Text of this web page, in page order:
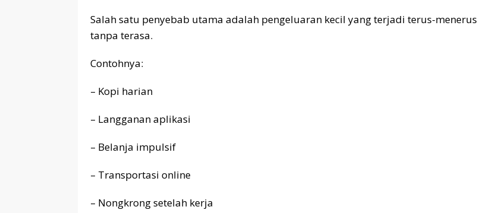
Salah satu penyebab utama adalah pengeluaran kecil yang terjadi terus-menerus
tanpa terasa.
Contohnya:
– Kopi harian
– Langganan aplikasi
– Belanja impulsif
– Transportasi online
– Nongkrong setelah kerja